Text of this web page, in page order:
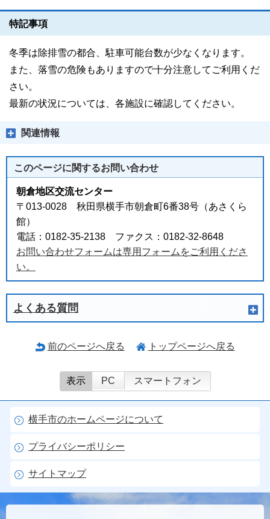
特記事項
冬季は除排雪の都合、駐車可能台数が少なくなります。
また、落雪の危険もありますので十分注意してご利用くだ
さい。
最新の状況については、各施設に確認してください。
関連情報
このページに関するお問い合わせ
朝倉地区交流センター
〒013-0028 秋田県横手市朝倉町6番38号（あさくら
館）
電話：0182-35-2138 ファクス：0182-32-8648
お問い合わせフォームは専用フォームをご利用くださ
い。
よくある質問
前のページへ戻る トップページへ戻る
表示 PC スマートフォン
横手市のホームページについて
プライバシーポリシー
サイトマップ